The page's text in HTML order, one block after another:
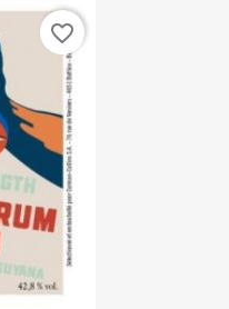
favorite_border